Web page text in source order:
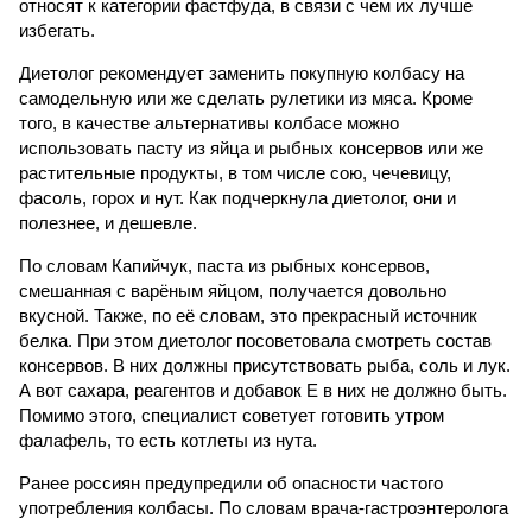
относят к категории фастфуда, в связи с чем их лучше
избегать.
Диетолог рекомендует заменить покупную колбасу на
самодельную или же сделать рулетики из мяса. Кроме
того, в качестве альтернативы колбасе можно
использовать пасту из яйца и рыбных консервов или же
растительные продукты, в том числе сою, чечевицу,
фасоль, горох и нут. Как подчеркнула диетолог, они и
полезнее, и дешевле.
По словам Капийчук, паста из рыбных консервов,
смешанная с варёным яйцом, получается довольно
вкусной. Также, по её словам, это прекрасный источник
белка. При этом диетолог посоветовала смотреть состав
консервов. В них должны присутствовать рыба, соль и лук.
А вот сахара, реагентов и добавок Е в них не должно быть.
Помимо этого, специалист советует готовить утром
фалафель, то есть котлеты из нута.
Ранее россиян предупредили об опасности частого
употребления колбасы. По словам врача-гастроэнтеролога